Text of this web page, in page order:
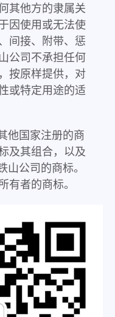
其他方的隶属关
因使用或无法使
间接、附带、惩
公司不承担任何
按原样提供，对
或特定用途的适
他国家注册的商
及其组合，以及
公司的商标。
有者的商标。